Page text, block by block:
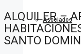
Asociados
ALQUILER –
SANTO